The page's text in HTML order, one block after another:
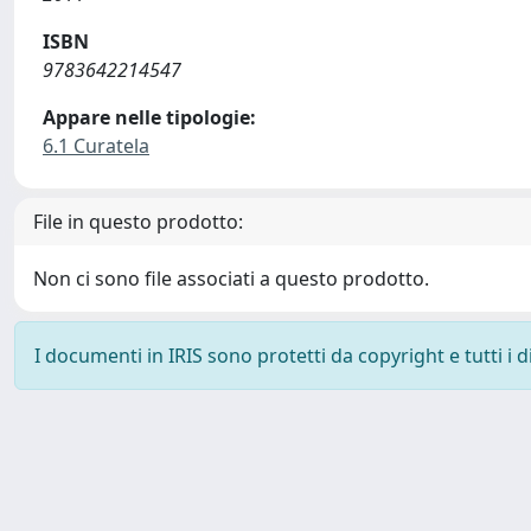
ISBN
9783642214547
Appare nelle tipologie:
6.1 Curatela
File in questo prodotto:
Non ci sono file associati a questo prodotto.
I documenti in IRIS sono protetti da copyright e tutti i